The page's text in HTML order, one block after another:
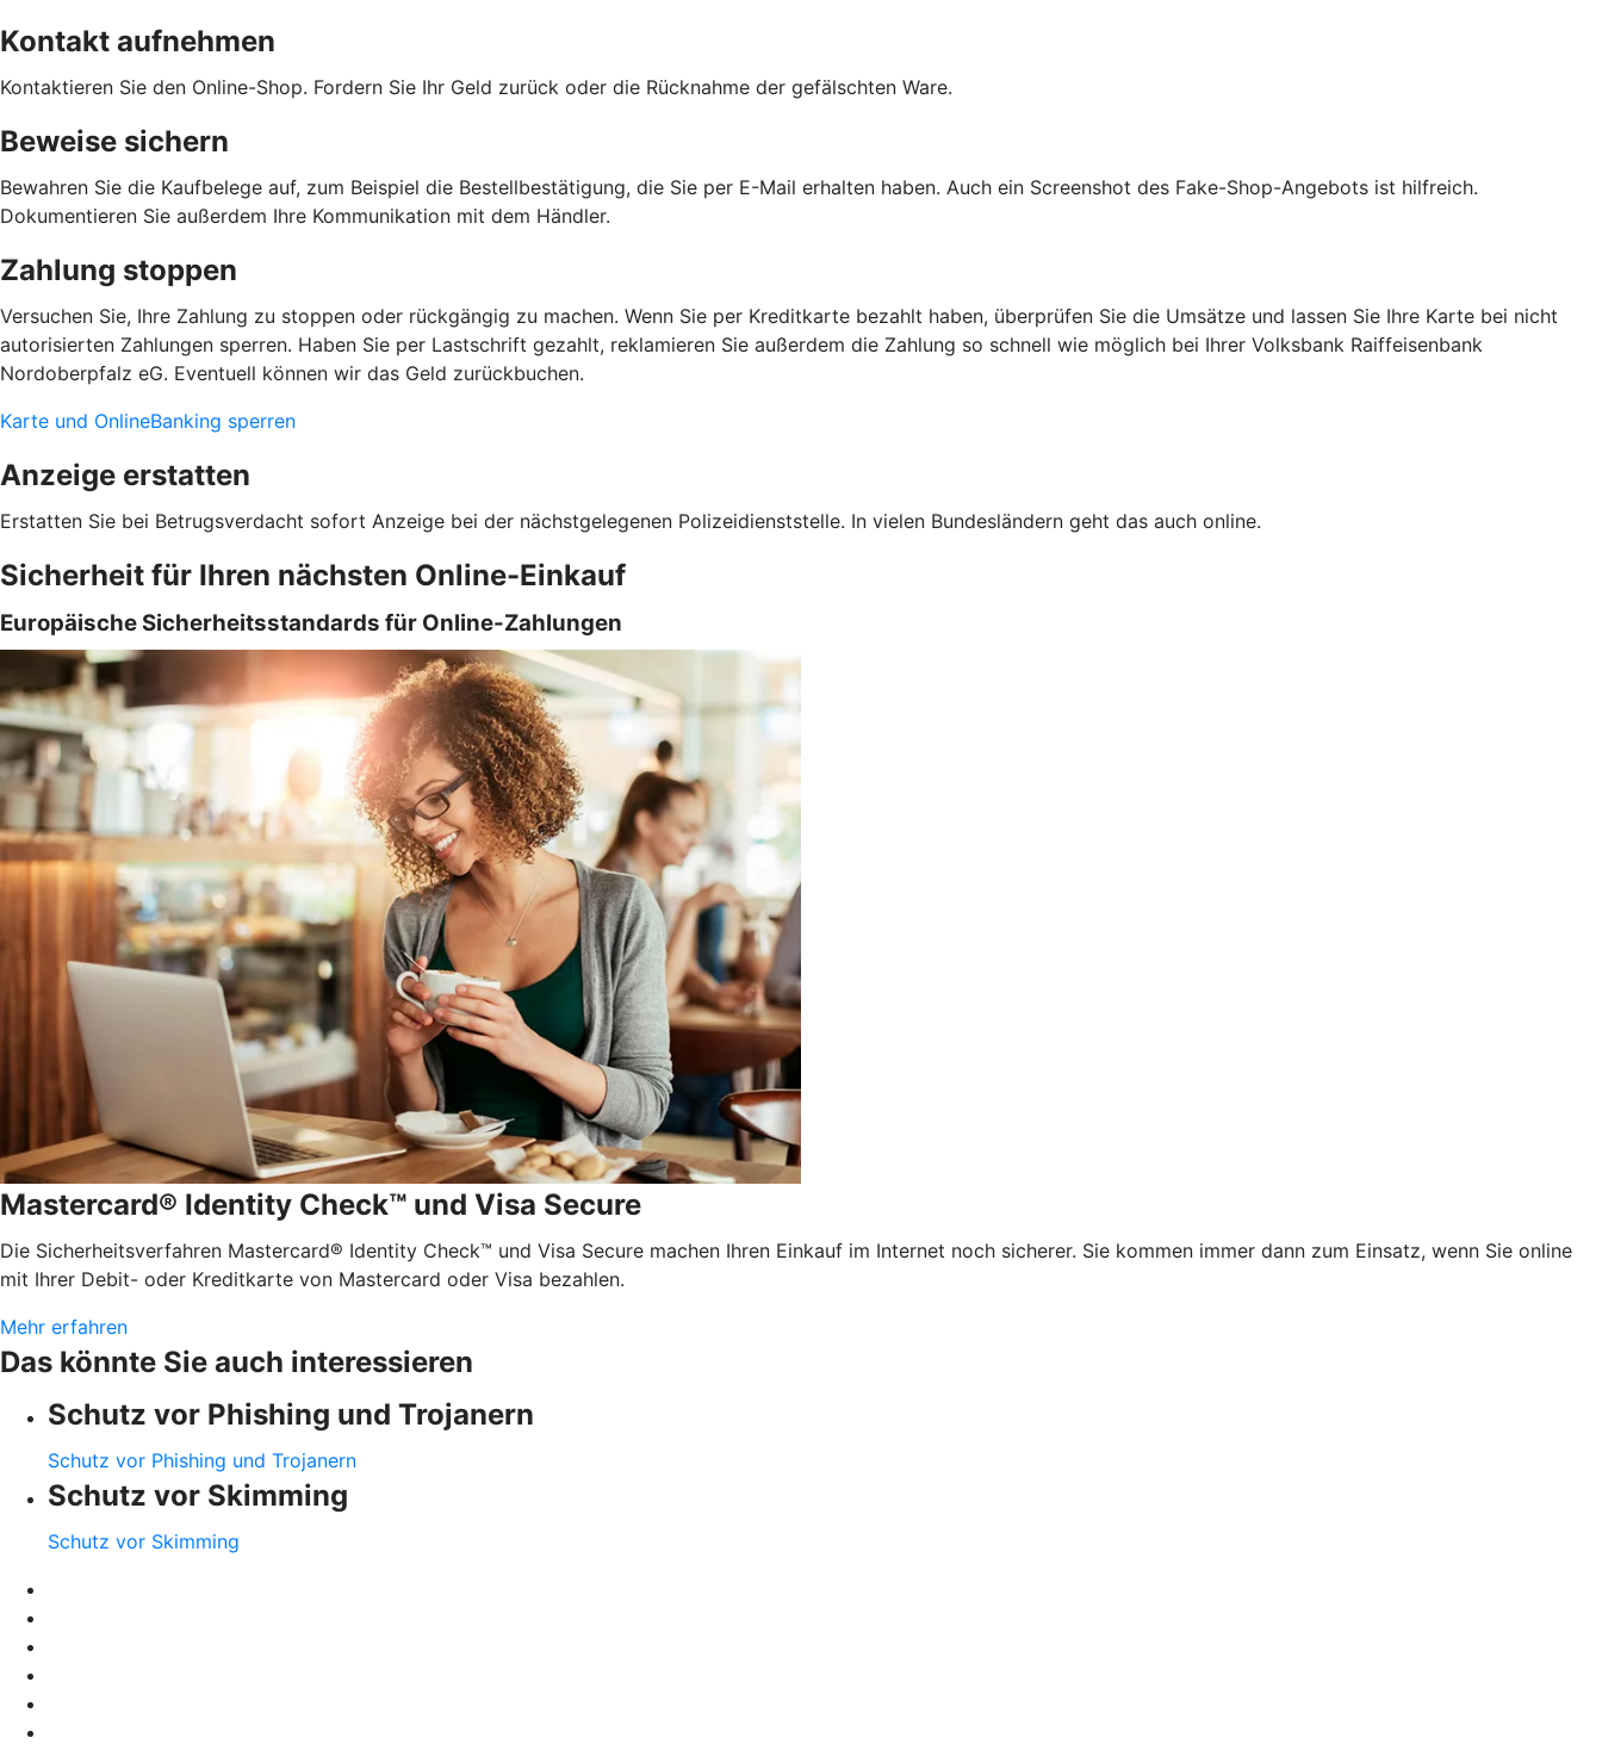
Kontakt aufnehmen
Kontaktieren Sie den Online-Shop. Fordern Sie Ihr Geld zurück oder die Rücknahme der gefälschten Ware.
Beweise sichern
Bewahren Sie die Kaufbelege auf, zum Beispiel die Bestellbestätigung, die Sie per E-Mail erhalten haben. Auch ein Screenshot des Fake-Shop-Angebots ist hilfreich.
Dokumentieren Sie außerdem Ihre Kommunikation mit dem Händler.
Zahlung stoppen
Versuchen Sie, Ihre Zahlung zu stoppen oder rückgängig zu machen. Wenn Sie per Kreditkarte bezahlt haben, überprüfen Sie die Umsätze und lassen Sie Ihre Karte bei nicht
autorisierten Zahlungen sperren. Haben Sie per Lastschrift gezahlt, reklamieren Sie außerdem die Zahlung so schnell wie möglich bei Ihrer Volksbank Raiffeisenbank
Nordoberpfalz eG. Eventuell können wir das Geld zurückbuchen.
Karte und OnlineBanking sperren
Anzeige erstatten
Erstatten Sie bei Betrugsverdacht sofort Anzeige bei der nächstgelegenen Polizeidienststelle. In vielen Bundesländern geht das auch online.
Sicherheit für Ihren nächsten Online-Einkauf
Europäische Sicherheitsstandards für Online-Zahlungen
Mastercard® Identity Check™ und Visa Secure
Die Sicherheitsverfahren Mastercard® Identity Check™ und Visa Secure machen Ihren Einkauf im Internet noch sicherer. Sie kommen immer dann zum Einsatz, wenn Sie online
mit Ihrer Debit- oder Kreditkarte von Mastercard oder Visa bezahlen.
Mehr erfahren
Das könnte Sie auch interessieren
Schutz vor Phishing und Trojanern
Schutz vor Phishing und Trojanern
Schutz vor Skimming
Schutz vor Skimming